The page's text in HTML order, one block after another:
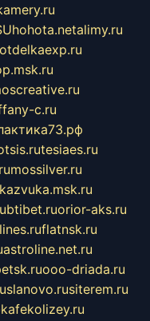
hohota.netalimy.ru
otdelkaexp.ru
c.ru
tesiaes.ru
mossilver.ru
orior-aks.ru
flatnsk.ru
astroline.net.ru
ooo-driada.ru
siterem.ru
kafekolizey.ru